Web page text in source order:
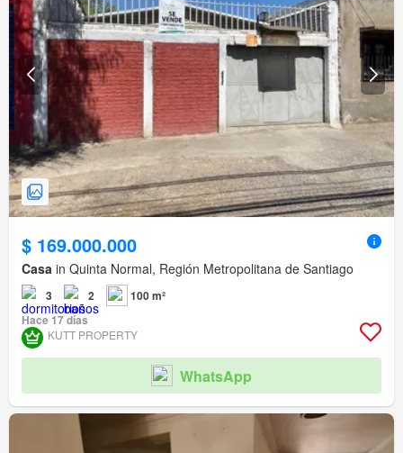
$ 169.000.000
Casa in Quinta Normal, Región Metropolitana de Santiago
3 2
100 m²
Hace 17 días
KUTT PROPERTY
WhatsApp